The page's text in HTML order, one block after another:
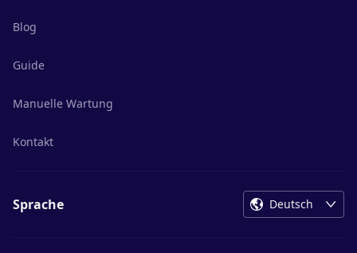
Blog
Guide
Manuelle Wartung
Kontakt
Sprache Deutsch